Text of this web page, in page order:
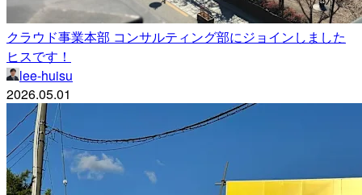
クラウド事業本部 コンサルティング部にジョインしました
ヒスです！
lee-huisu
2026.05.01